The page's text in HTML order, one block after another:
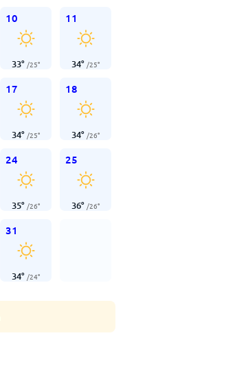
10
33° /25°
11
34° /25°
17
34° /25°
18
34° /26°
24
35° /26°
25
36° /26°
31
34° /24°